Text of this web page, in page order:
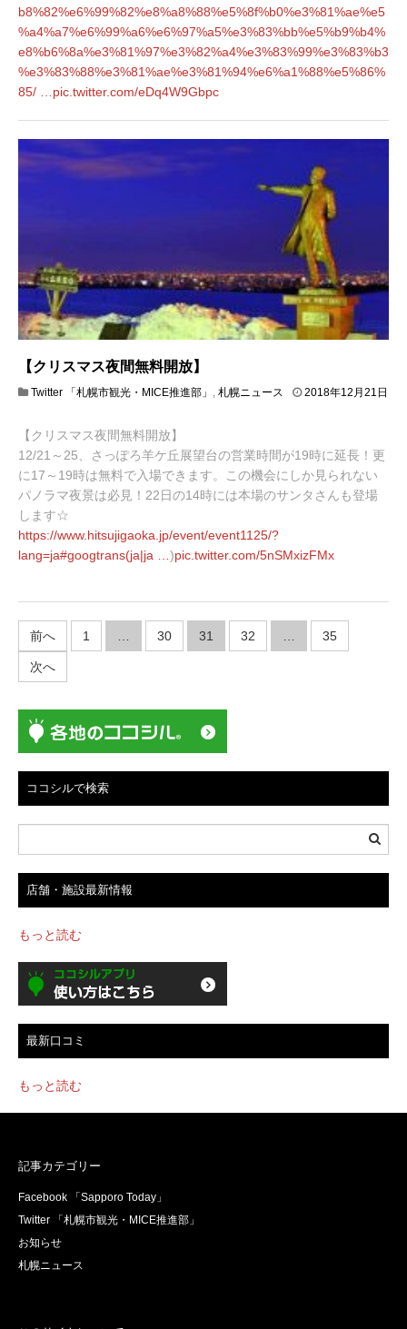
日
b8%82%e6%99%82%e8%a8%88%e5%8f%b0%e3%81%ae%e5
%a4%a7%e6%99%a6%e6%97%a5%e3%83%bb%e5%b9%b4%
e8%b6%8a%e3%81%97%e3%82%a4%e3%83%99%e3%83%b3
%e3%83%88%e3%81%ae%e3%81%94%e6%a1%88%e5%86%
85/
pic.twitter.com/eDq4W9Gbpc
【クリスマス夜間無料開放】
Twitter 「札幌市観光・MICE推進部」 , 札幌ニュース
2018年12月21日
8
年
1
2
月
2
日
【クリスマス夜間無料開放】
12/21～25、さっぽろ羊ケ丘展望台の営業時間が19時に延長！更
に17～19時は無料で入場できます。この機会にしか見られない
パノラマ夜景は必見！22日の14時には本場のサンタさんも登場
します☆
https://www.hitsujigaoka.jp/event/event1125/?
lang=ja#googtrans(ja|ja …)pic.twitter.com/5nSMxizFMx
投
稿
ナ
ゲ
ー
シ
ョ
ン
前へ 1 … 30 31 32 … 35
次へ
ココシルで検索
店舗・施設最新情報
もっと読む
最新口コミ
もっと読む
記事カテゴリー
Facebook 「Sapporo Today」
Twitter 「札幌市観光・MICE推進部」
お知らせ
札幌ニュース